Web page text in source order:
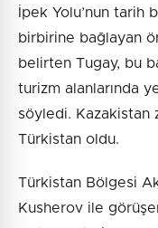
İpek Yolu’nun tarih
birbirine bağlayan
belirten Tugay, bu
turizm alanlarında
söyledi. Kazakistan
Türkistan oldu.
Türkistan Bölgesi
Kusherov ile